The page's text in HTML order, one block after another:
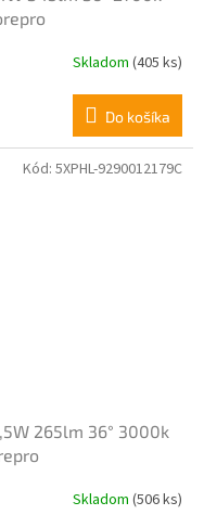
Skladom (405 ks)
Do košíka
265lm 36° 3000k
Skladom (506 ks)
Kód: 5XPHL-9290012179C